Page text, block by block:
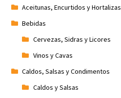
Aceitunas, Encurtidos y Hortalizas
Bebidas
Cervezas, Sidras y Licores
Vinos y Cavas
Caldos, Salsas y Condimentos
Caldos y Salsas